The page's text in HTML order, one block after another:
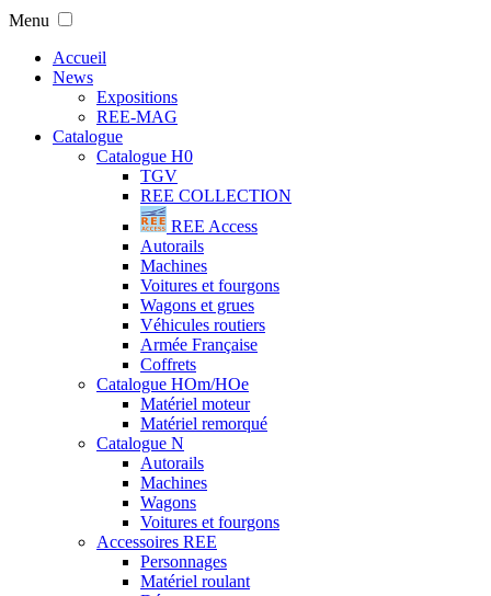
Menu
Accueil
News
Expositions
REE-MAG
Catalogue
Catalogue H0
TGV
REE COLLECTION
REE Access
Autorails
Machines
Voitures et fourgons
Wagons et grues
Véhicules routiers
Armée Française
Coffrets
Catalogue HOm/HOe
Matériel moteur
Matériel remorqué
Catalogue N
Autorails
Machines
Wagons
Voitures et fourgons
Accessoires REE
Personnages
Matériel roulant